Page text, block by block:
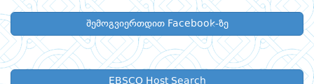
შემოგვიერთდით Facebook-ზე
EBSCO Host Search